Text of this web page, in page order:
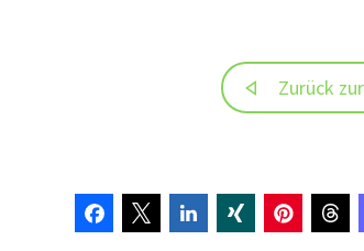
Zurück